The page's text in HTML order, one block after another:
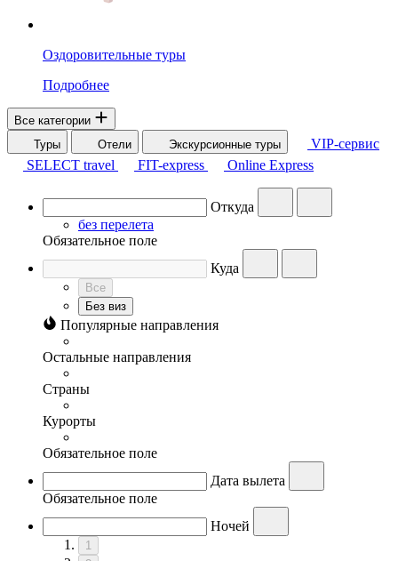
Оздоровительные туры
Подробнее
Все категории
Туры
Отели Экскурсионные туры
VIP-сервис
SELECT travel
FIT-express Online Express
Откуда
без перелета
Обязательное поле
Куда
Все
Без виз
Популярные направления
Остальные направления
Страны
Курорты
Обязательное поле
Дата вылета
Обязательное поле
Ночей
1